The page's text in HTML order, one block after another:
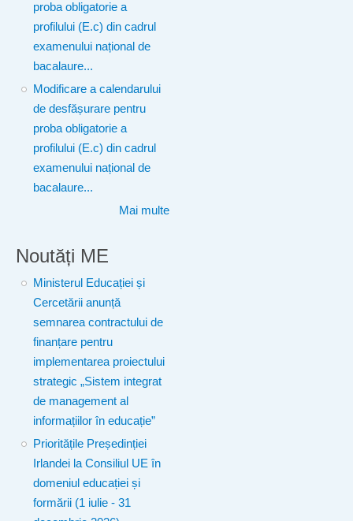
proba obligatorie a
profilului (E.c) din cadrul
examenului național de
bacalaure...
Modificare a calendarului
de desfășurare pentru
proba obligatorie a
profilului (E.c) din cadrul
examenului național de
bacalaure...
Mai multe
Noutăți ME
Ministerul Educației și
Cercetării anunță
semnarea contractului de
finanțare pentru
implementarea proiectului
strategic „Sistem integrat
de management al
informațiilor în educație”
Prioritățile Președinției
Irlandei la Consiliul UE în
domeniul educației și
formării (1 iulie - 31